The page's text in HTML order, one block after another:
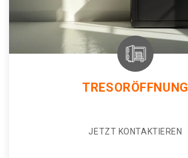
TRESORÖFFNUNG
JETZT KONTAKTIEREN